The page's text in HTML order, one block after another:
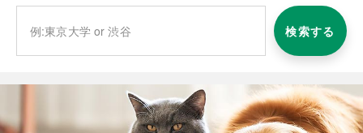
検索する